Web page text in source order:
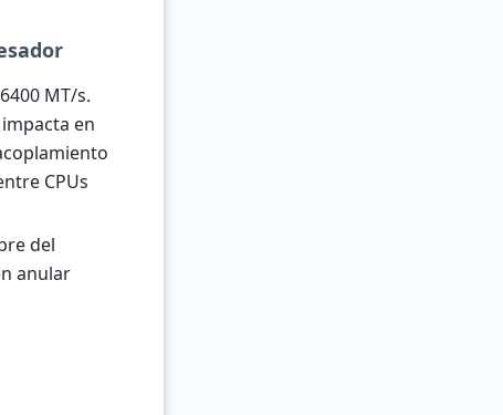
MT/s.
en
CPUs
del
anular